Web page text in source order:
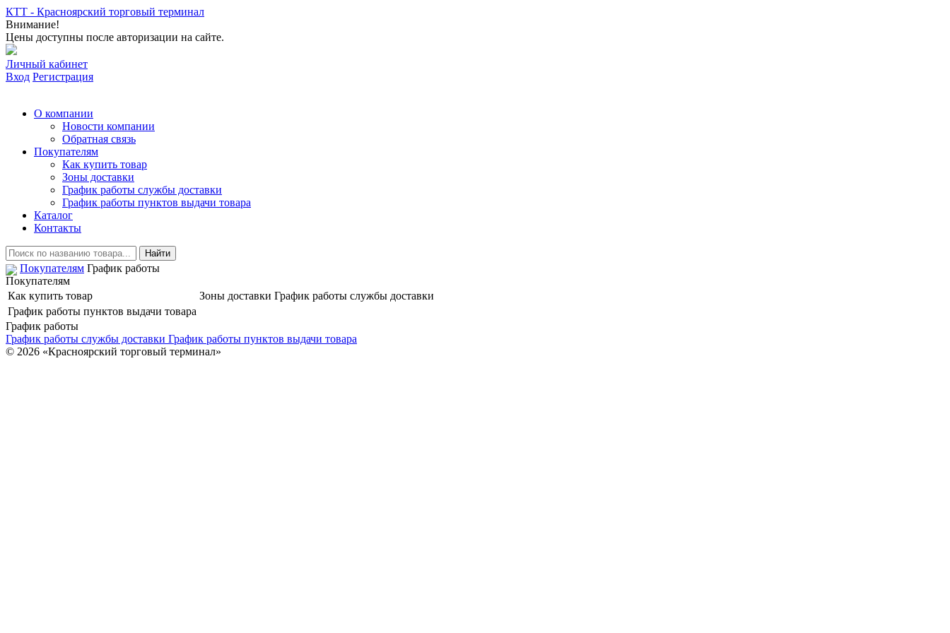
КТТ - Красноярский торговый терминал
Внимание!
Цены доступны после авторизации на сайте.
Личный кабинет
Вход Регистрация
О компании
Новости компании
Обратная связь
Покупателям
Как купить товар
Зоны доставки
График работы службы доставки
График работы пунктов выдачи товара
Каталог
Контакты
Покупателям График работы
Покупателям
Как купить товар
Зоны доставки График работы службы доставки
График работы пунктов выдачи товара
График работы
График работы службы доставки График работы пунктов выдачи товара
© 2026 «Красноярский торговый терминал»